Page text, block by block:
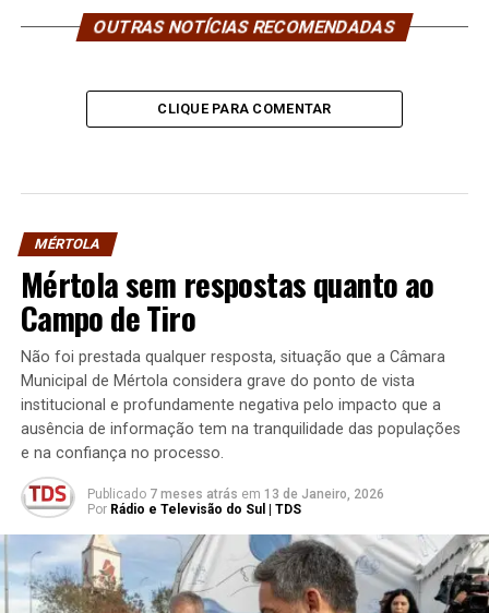
OUTRAS NOTÍCIAS RECOMENDADAS
CLIQUE PARA COMENTAR
MÉRTOLA
Mértola sem respostas quanto ao
Campo de Tiro
Não foi prestada qualquer resposta, situação que a Câmara
Municipal de Mértola considera grave do ponto de vista
institucional e profundamente negativa pelo impacto que a
ausência de informação tem na tranquilidade das populações
e na confiança no processo.
Publicado 7 meses atrás em 13 de Janeiro, 2026
Por Rádio e Televisão do Sul | TDS